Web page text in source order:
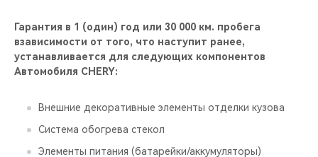
Гарантия в 1 (один) год или 30 000 км. пробега
взависимости от того, что наступит ранее,
устанавливается для следующих компонентов
Автомобиля CHERY:
Внешние декоративные элементы отделки кузова
Система обогрева стекол
Элементы питания (батарейки/аккумуляторы)